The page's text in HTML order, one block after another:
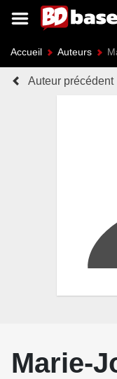
Accueil Auteurs
Auteur précédent
Marie-